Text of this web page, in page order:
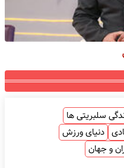
سلبریتی ها
دنیای ورزش
و جهان